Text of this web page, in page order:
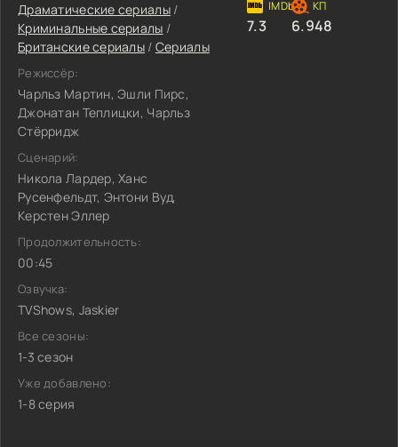
Драматические сериалы/
Криминальные сериалы /
Британские сериалы / Сериалы
Режиссёр:
Чарльз Мартин, Эшли Пирс,
Джонатан Теплицки, Чарльз
Стёрридж
Сценарий:
Никола Лардер, Ханс
Русенфельдт, Энтони Вуд,
Керстен Эллер
Продолжительность:
00:45
Озвучка:
TVShows, Jaskier
Все сезоны:
1-3 сезон
Уже добавлено:
1-8 серия
7.3 6.948